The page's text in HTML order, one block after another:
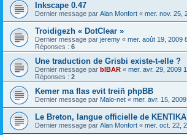
Inkscape 0.47
Dernier message par Alan Monfort « mer. nov. 25,
Troidigezh « DotClear »
Dernier message par jeremy « mer. août 19, 2009
Réponses : 6
Une traduction de Grisbi existe-t-elle ?
Dernier message par bIBAR « mer. avr. 29, 2009
Réponses : 2
Kemer ma flas evit treiñ phpBB
Dernier message par Malo-net « mer. avr. 15,
Le Breton, langue officielle de KENTIKA
Dernier message par Alan Monfort « mer. oct. 22,